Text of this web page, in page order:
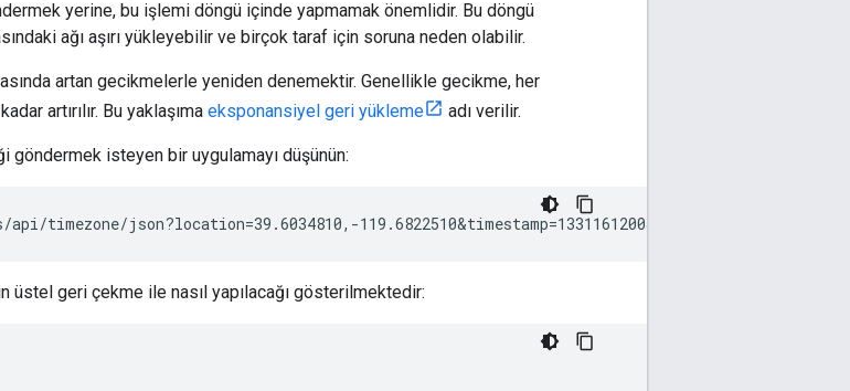
yerine, bu işlemi döngü içinde yapmamak önemlidir. Bu döngü
ağı aşırı yükleyebilir ve birçok taraf için soruna neden olabilir.
artan gecikmelerle yeniden denemektir. Genellikle gecikme, her
artırılır. Bu yaklaşıma eksponansiyel geri yükleme adı verilir.
isteyen bir uygulamayı düşünün:
timezone/json?location=39.6034810,-119.6822510&timestamp=1331161200&key=
üstel geri çekme ile nasıl yapılacağı gösterilmektedir: